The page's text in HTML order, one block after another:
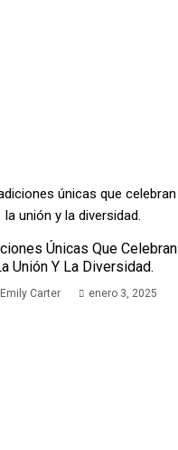
Únicas Que Celebran
Unión Y La Diversidad.
Emily Carter enero 3, 2025